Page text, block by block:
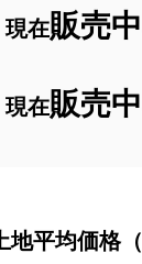
現在販売中
現在販売中
地平均価格